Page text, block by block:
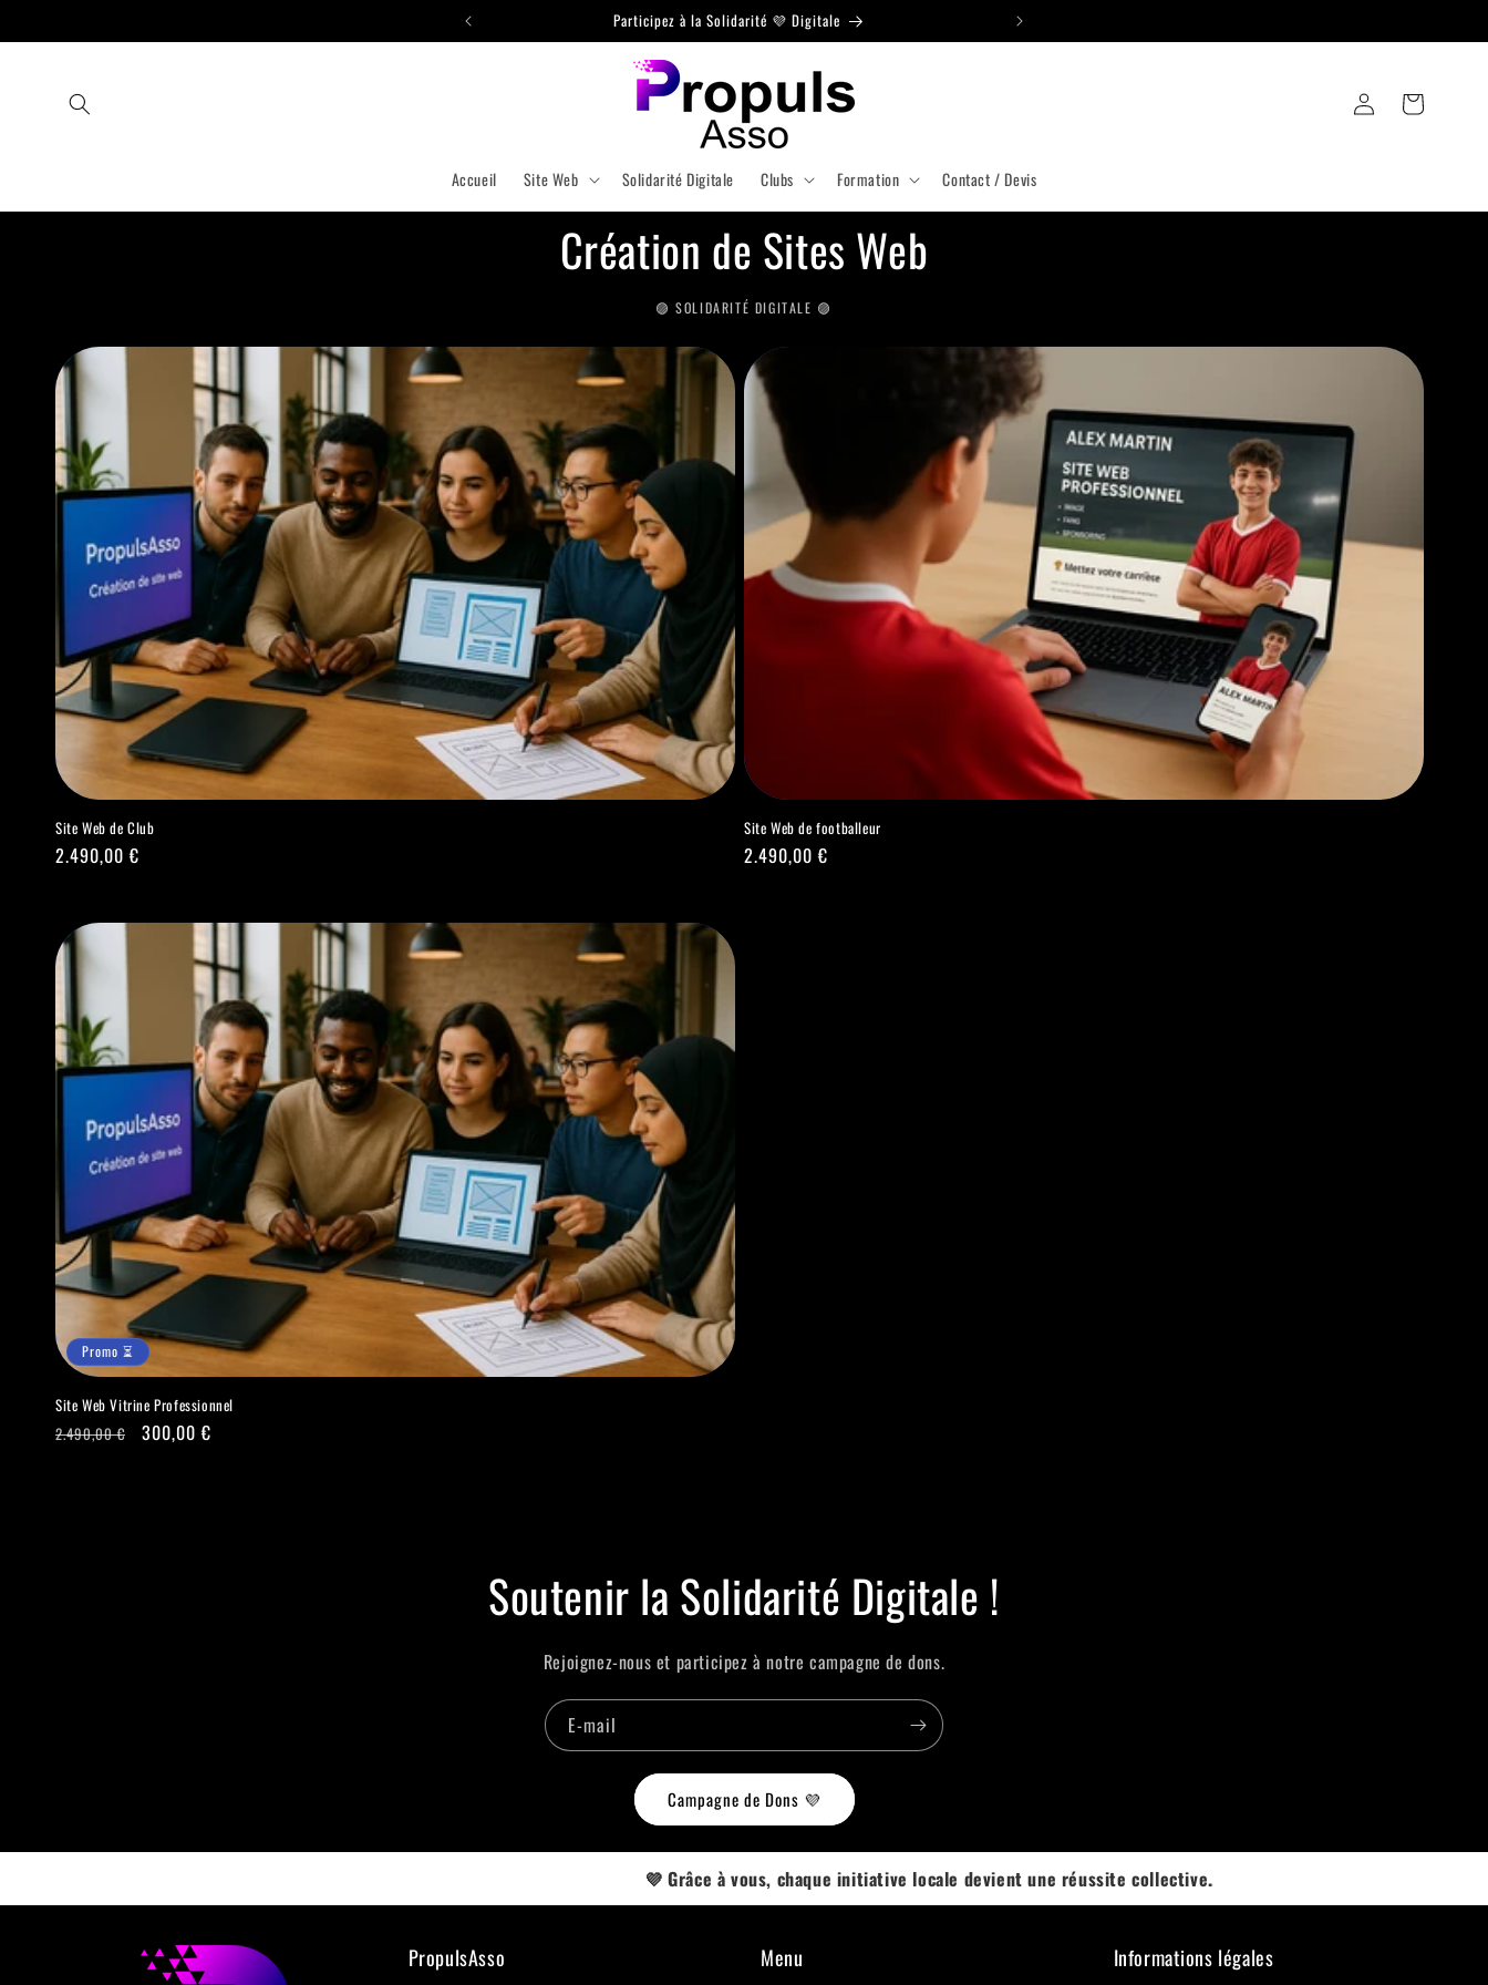
Site Web à petits prix 🔥
Accueil Site Web Solidarité Digitale Clubs Formation Contact / Devis
Connexion Panier
Création de Sites Web
🟣 SOLIDARITÉ DIGITALE 🟣
Site Web de Club
Prix
2.490,00 €
Site Web de footballeur
Prix
2.490,00 €
Promo ⏳
Site Web Vitrine Professionnel
Prix
2.490,00 €
Promo
300,00 €
Soutenir la Solidarité Digitale !
Rejoignez-nous et participez à notre campagne de dons.
E-mail
Campagne de Dons 💜
💜 Grâce à vous, chaque initiative locale devient une réussite collective.
PropulsAsso Menu Informations légales